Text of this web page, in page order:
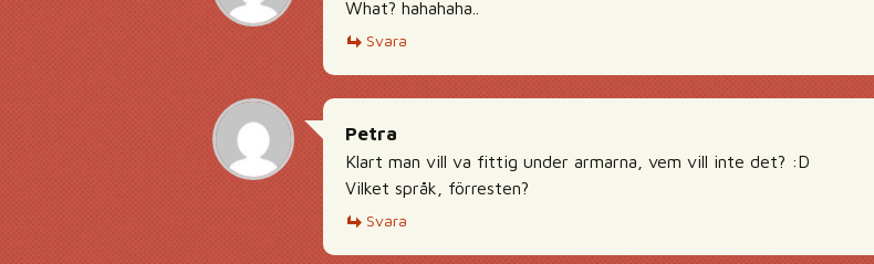
What? hahahaha..
Svara
Petra
Klart man vill va fittig under armarna, vem vill inte det? :D
Vilket språk, förresten?
Svara